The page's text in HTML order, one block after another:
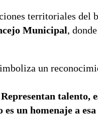
territoriales del
Municipal,
un
talento,
es un homenaje a